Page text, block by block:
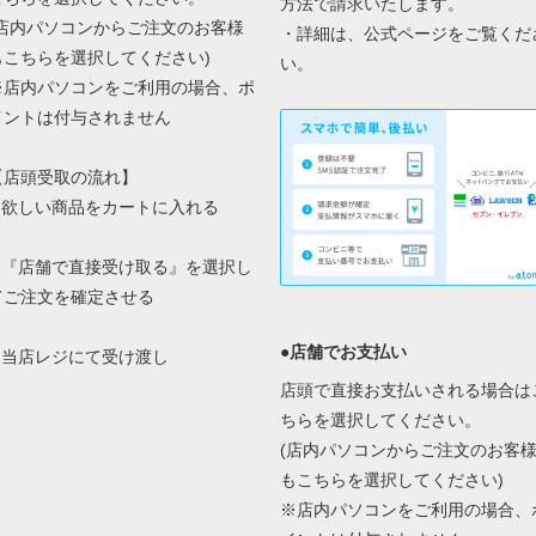
内パソコンからご注文のお客様
こちらを選択してください)
内パソコンをご利用の場合、ポ
ントは付与されません
頭受取の流れ】
しい商品をカートに入れる
店舗で直接受け取る』を選択し
ご注文を確定させる
店レジにて受け渡し
・詳細は、 公式ページをご覧くだ
い。
●店舗でお支払い
店頭で直接お支払いされる場合は
ちらを選択してください。
(店内パソコンからご注文のお客様
もこちらを選択してください)
※店内パソコンをご利用の場合、